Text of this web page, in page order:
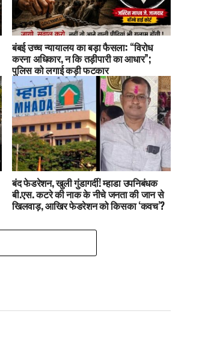
बंबई उच्च न्यायालय का बड़ा फैसला: “विरोध
करना अधिकार, न कि तड़ीपारी का आधार”;
पुलिस को लगाई कड़ी फटकार
बंद फेडरेशन, खुली गुंडागर्दी! म्हाडा उपनिबंधक
बी.एस. कटरे की नाक के नीचे जनता की जान से
खिलवाड़, आखिर फेडरेशन को किसका ‘कवच’?